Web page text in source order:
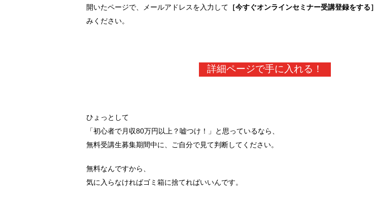
開いたページで、メールアドレスを入力して ［今すぐオンラインセミナー受講登録をする］
みください。
詳細ページで手に入れる！
ひょっとして
「初心者で月収80万円以上？嘘つけ！」と思っているなら、
無料受講生募集期間中に、ご自分で見て判断してください。
無料なんですから、
気に入らなければゴミ箱に捨てればいいんです。